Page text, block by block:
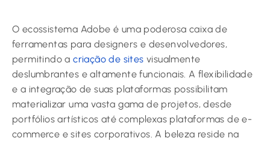
O ecossistema Adobe é uma poderosa caixa de
ferramentas para designers e desenvolvedores,
permitindo acriação de sites visualmente
deslumbrantes e altamente funcionais. A flexibilidade
e a integração de suas plataformas possibilitam
materializar uma vasta gama de projetos, desde
portfólios artísticos até complexas plataformas de e-
commerce e sites corporativos. A beleza reside na